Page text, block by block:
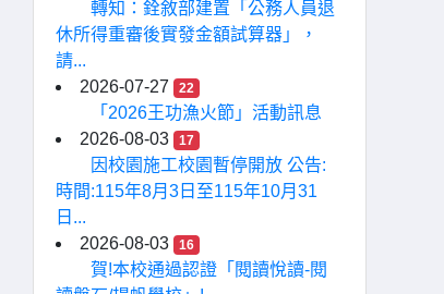
轉知：銓敘部建置「公務人員退
休所得重審後實發金額試算器」，
請...
2026-07-27
22
「2026王功漁火節」活動訊息
2026-08-03
17
因校園施工校園暫停開放 公告:
時間:115年8月3日至115年10月31
日...
2026-08-03
16
賀!本校通過認證「閱讀悅讀-閱